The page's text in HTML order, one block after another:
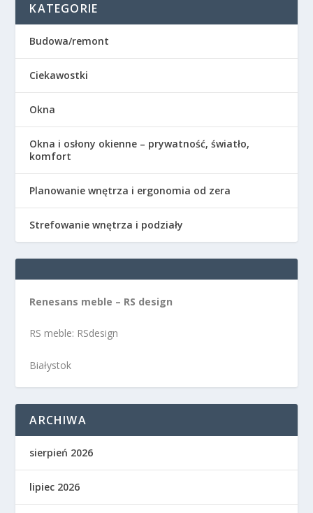
KATEGORIE
Budowa/remont
Ciekawostki
Okna
Okna i osłony okienne – prywatność, światło,
komfort
Planowanie wnętrza i ergonomia od zera
Strefowanie wnętrza i podziały
Renesans meble – RS design
RS meble: RSdesign
Białystok
ARCHIWA
sierpień 2026
lipiec 2026